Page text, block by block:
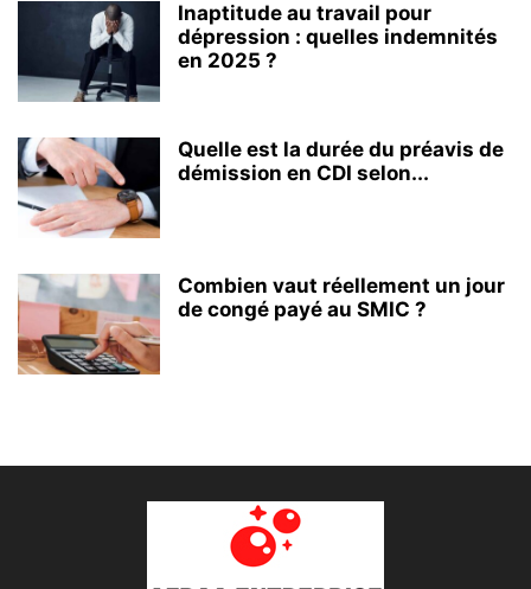
Inaptitude au travail pour
dépression : quelles indemnités
en 2025 ?
Quelle est la durée du préavis de
démission en CDI selon...
Combien vaut réellement un jour
de congé payé au SMIC ?